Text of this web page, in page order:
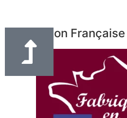
Fabrication Française